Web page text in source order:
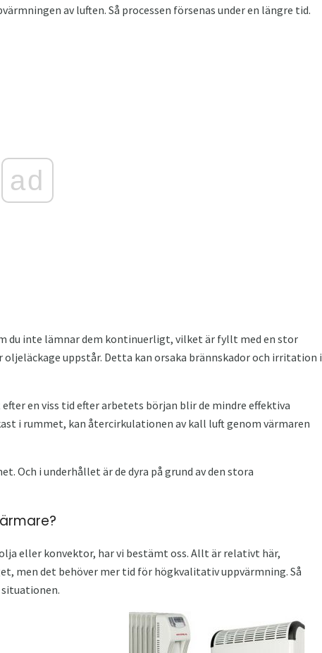
av luften. Så processen försenas under en längre tid.
ad
du inte lämnar dem kontinuerligt, vilket är fyllt med en stor
uppstår. Detta kan orsaka brännskador och irritation i
efter en viss tid efter arbetets början blir de mindre effektiva
i rummet, kan återcirkulationen av kall luft genom värmaren
Och i underhållet är de dyra på grund av den stora
eller konvektor, har vi bestämt oss. Allt är relativt här,
men det behöver mer tid för högkvalitativ uppvärmning. Så